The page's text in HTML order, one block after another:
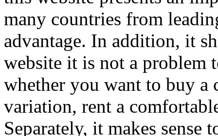
many countries from
advantage. In addition, it
website it is not a problem
whether you want to buy a
variation, rent a
Separately, it makes sense